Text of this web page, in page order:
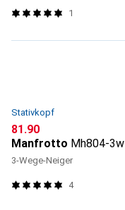
1
Stativkopf
CHF
81.90
Manfrotto Mh804-3w
3-Wege-Neiger
4